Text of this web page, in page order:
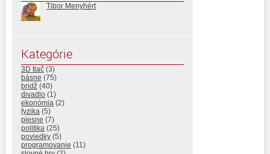
Tibor Menyhért
Kategórie
3D tlač (3)
básne (75)
bridž (40)
divadlo (1)
ekonómia (2)
fyzika (5)
piesne (7)
politika (25)
poviedky (5)
programovanie (11)